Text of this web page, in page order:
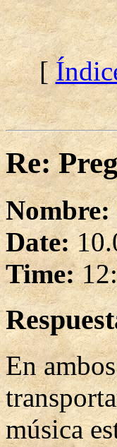
[
Re:
Nombre:
Date:
Time:
En
música